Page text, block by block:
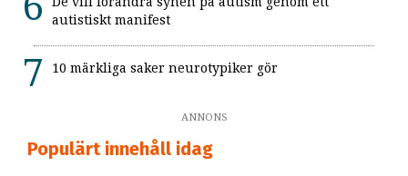
autistiskt manifest
10 märkliga saker neurotypiker gör
ANNONS
Populärt innehåll idag